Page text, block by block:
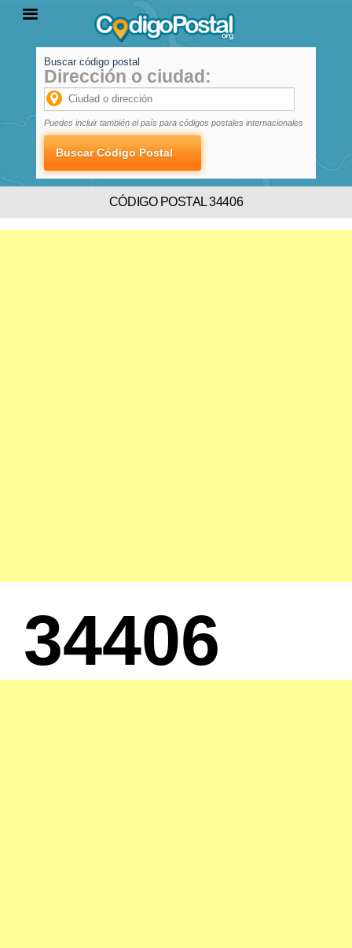
PROVINCIAS
LOCALIDADES
Buscar código postal
Dirección o ciudad:
Puedes incluir también el país para códigos postales internacionales
CÓDIGO POSTAL 34406
34406